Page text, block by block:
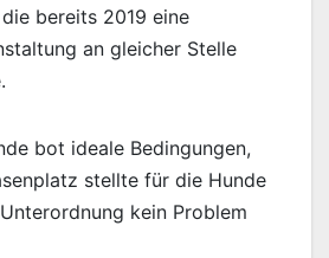
bereits 2019 eine
an gleicher Stelle
bot ideale Bedingungen,
stellte für die Hunde
kein Problem